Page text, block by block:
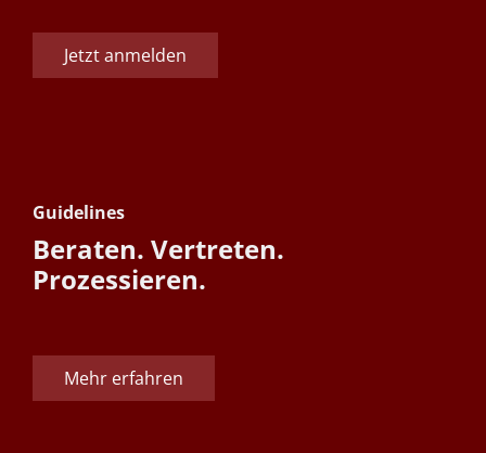
Jetzt anmelden
Guidelines
Beraten. Vertreten.
Prozessieren.
Mehr erfahren